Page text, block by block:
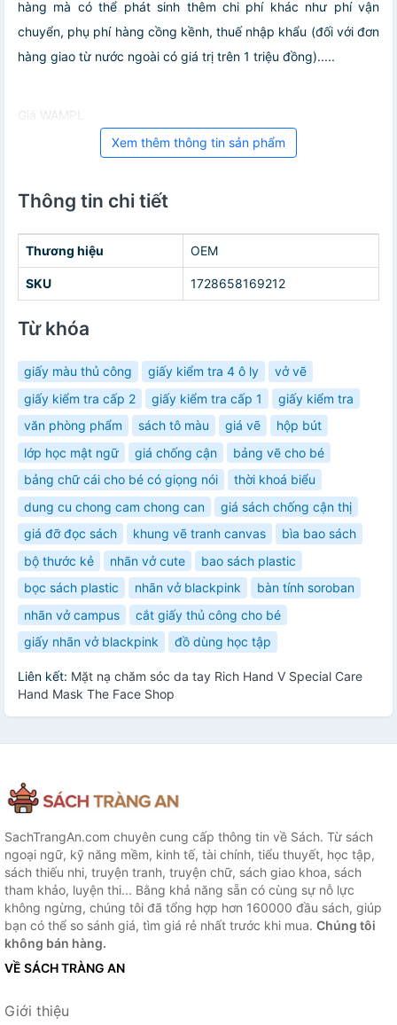
hàng mà có thể phát sinh thêm chi phí khác như phí vận
chuyển, phụ phí hàng cồng kềnh, thuế nhập khẩu (đối với đơn
hàng giao từ nước ngoài có giá trị trên 1 triệu đồng).....
Giá WAMPL
Xem thêm thông tin sản phẩm
Thông tin chi tiết
Thương hiệu OEM
SKU 1728658169212
Từ khóa
giấy màu thủ công giấy kiểm tra 4 ô ly
vở vẽ
giấy kiểm tra cấp 2
giấy kiểm tra cấp 1
giấy kiểm tra
văn phòng phẩm
sách tô màu giá vẽ
hộp bút
lớp học mật ngữ
giá chống cận
bảng vẽ cho bé
bảng chữ cái cho bé có giọng nói
thời khoá biểu
dung cu chong cam chong can
giá sách chống cận thị
giá đỡ đọc sách
khung vẽ tranh canvas
bìa bao sách
bộ thước kẻ
nhãn vở cute
bao sách plastic
bọc sách plastic
nhãn vở blackpink
bàn tính soroban
nhãn vở campus
cắt giấy thủ công cho bé
giấy nhãn vở blackpink
đồ dùng học tập
Liên kết: Mặt nạ chăm sóc da tay Rich Hand V Special Care
Hand Mask The Face Shop
SachTrangAn.com chuyên cung cấp thông tin về Sách. Từ sách
ngoại ngữ, kỹ năng mềm, kinh tế, tài chính, tiểu thuyết, học tập,
sách thiếu nhi, truyện tranh, truyện chữ, sách giao khoa, sách
tham khảo, luyện thi... Bằng khả năng sẵn có cùng sự nỗ lực
không ngừng, chúng tôi đã tổng hợp hơn 160000 đầu sách, giúp
bạn có thể so sánh giá, tìm giá rẻ nhất trước khi mua. Chúng tôi
không bán hàng.
VỀ SÁCH TRÀNG AN
Giới thiệu